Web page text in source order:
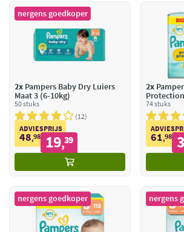
nergens goedkoper
2x Pampers Baby Dry Luiers
Maat 3 (6-10kg)
50 stuks
12
ADVIESPRIJS
48,98 19,39
2x
kg)
74 stuks
61,98
nergens goedkoper nergens